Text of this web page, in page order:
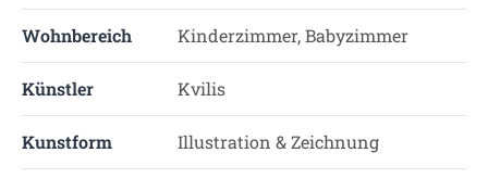
Wohnbereich Kinderzimmer, Babyzimmer
Künstler Kvilis
Kunstform Illustration & Zeichnung